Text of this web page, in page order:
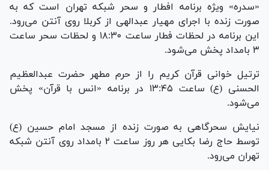
«سدره» ویژه برنامه افطار و سحر شبکه تهران است که به
صورت زنده با اجرای مهیار عبدالهی از کربلا روی آنتن می‌رود.
این برنامه در لحظات فطار ساعت ۱۸:۳۰ و لحظات سحر ساعت
۳ بامداد پخش می‌شود.
ترتیل خوانی قرآن کریم را از حرم مطهر حضرت عبدالعظیم
الحسنی (ع) ساعت ۱۳:۴۵ در برنامه «انس با قرآن» پخش
می‌شود.
نیایش سحرگاهی به صورت زنده از مسجد امام حسین (ع)
توسط حاج رضا بکایی هر روز ساعت ۲ بامداد روی آنتن شبکه
تهران می‌رود.